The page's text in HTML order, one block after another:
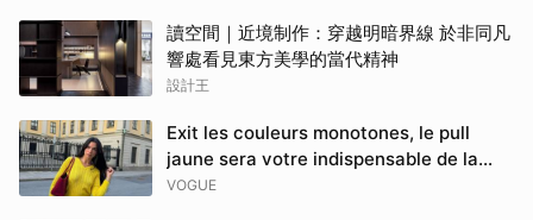
讀空間｜近境制作：穿越明暗界線 於非同凡
響處看見東方美學的當代精神
設計王
Exit les couleurs monotones, le pull
jaune sera votre indispensable de la
rentrée
VOGUE